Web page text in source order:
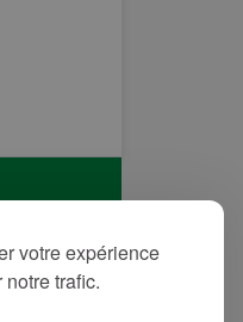
votre expérience
trafic.